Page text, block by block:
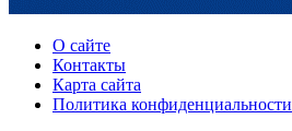
О сайте
Контакты
Карта сайта
Политика конфиденциальности